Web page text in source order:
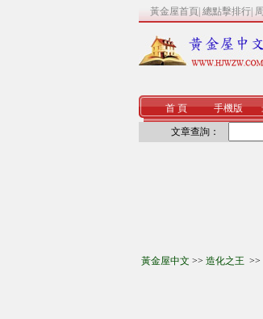
黃金屋首頁 總點擊排行
首 頁 手機版
文章查詢：
黃金屋中文 >> 造化之王 >>